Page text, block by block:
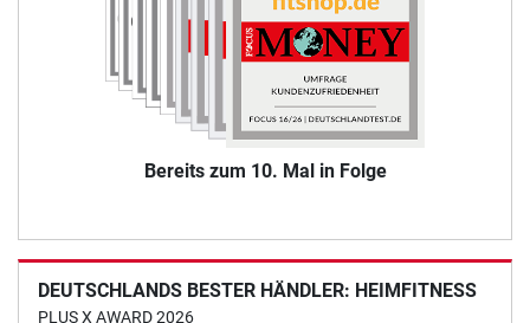
Bereits zum 10. Mal in Folge
DEUTSCHLANDS BESTER HÄNDLER: HEIMFITNESS
PLUS X AWARD 2026